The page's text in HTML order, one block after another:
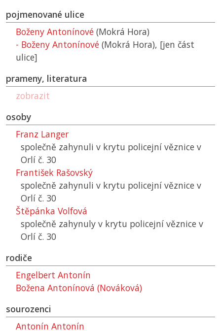
pojmenované ulice
Boženy Antonínové (Mokrá Hora)
- Boženy Antonínové (Mokrá Hora), [jen část
ulice]
prameny, literatura
zobrazit
osoby
Franz Langer
společně zahynuli v krytu policejní věznice v
Orlí č. 30
František Rašovský
společně zahynuli v krytu policejní věznice v
Orlí č. 30
Štěpánka Volfová
společně zahynuly v krytu policejní věznice v
Orlí č. 30
rodiče
Engelbert Antonín
Božena Antonínová (Nováková)
sourozenci
Antonín Antonín